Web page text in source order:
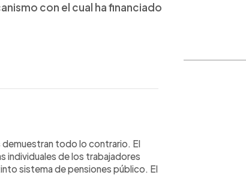
con el cual ha financiado
demuestran todo lo contrario. El
individuales de los trabajadores
sistema de pensiones público. El